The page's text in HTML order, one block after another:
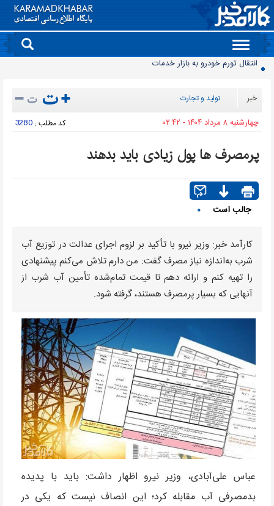
Toggle
navigation
انتقال تورم خودرو به بازار خدمات
90 میلیون کیف پول برای ایرانی ها ساخته شد
معمای قیمت سکه امامی و بهار آزادی در دادگاه خانواده
آخرین وضعیت سدهای تهران اعلام شد
موتورسیکلت‌های برقی مشتری ندارند/ کمبود زیرساخت یا بی‌میلی مردم؟
سدهای مهم کشور چقدر آب دارند؟
جمعیت ایران از ۸۷ میلیون نفر عبور کرد
خبر تولید و تجارت
چهارشنبه ۸ مرداد ۱۴۰۴ - ۰۲:۴۲ کد مطلب : 3280
پرمصرف ها پول زیادی باید بدهند
جالب است ۰
کارآمد خبر: وزیر نیرو با تأکید بر لزوم اجرای عدالت در توزیع آب
شرب به‌اندازه نیاز مصرف گفت: من دارم تلاش می‌کنم پیشنهادی
را تهیه کنم و ارائه دهم تا قیمت تمام‌شده تأمین آب شرب از
آنهایی که بسیار پرمصرف هستند، گرفته شود.
عباس علی‌آبادی، وزیر نیرو اظهار داشت: باید با پدیده
بدمصرفی آب مقابله کرد؛ این انصاف نیست که یکی در